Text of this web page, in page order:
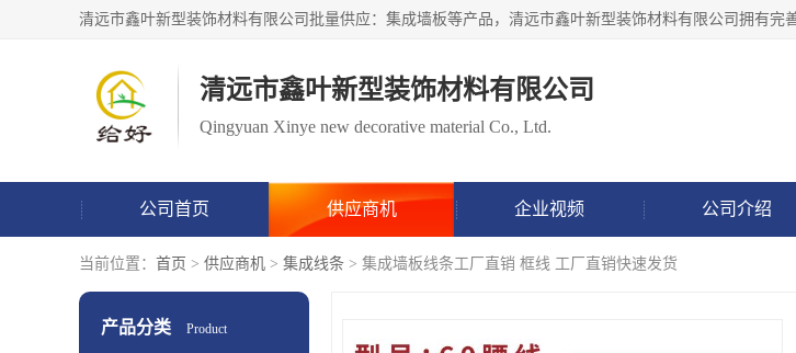
清远市鑫叶新型装饰材料有限公司
Qingyuan Xinye new decorative material Co., Ltd.
公司首页 供应商机 企业视频 公司介绍
当前位置： 首页 > 供应商机 > 集成线条 > 集成墙板线条工厂直销 框线 工厂直销快速发货
产品分类 Product